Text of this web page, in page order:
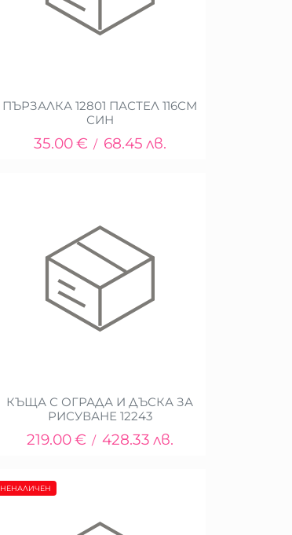
ПЪРЗАЛКА 12801 ПАСТЕЛ 116СМ
СИН
35.00€ / 68.45 лв.
КЪЩА С ОГРАДА И ДЪСКА ЗА
РИСУВАНЕ 12243
219.00€ / 428.33 лв.
НЕНАЛИЧЕН